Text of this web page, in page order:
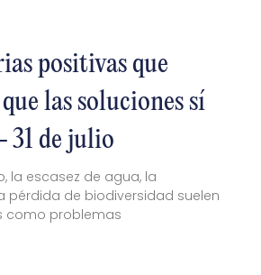
positivas que
las soluciones sí
31 de julio
la escasez de agua, la
pérdida de biodiversidad suelen
como problemas